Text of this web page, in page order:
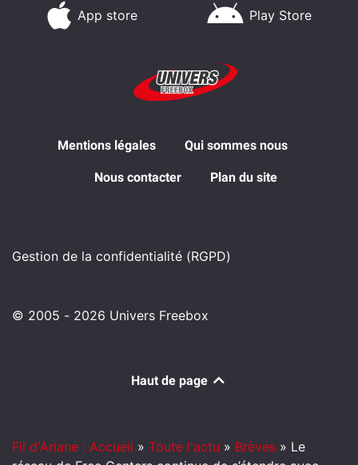
App store Play Store
Mentions légales Qui sommes nous
Nous contacter Plan du site
Gestion de la confidentialité (RGPD)
© 2005 - 2026 Univers Freebox
Haut de page
Fil d'Ariane : Accueil » Toute l'actu » Brèves » Le